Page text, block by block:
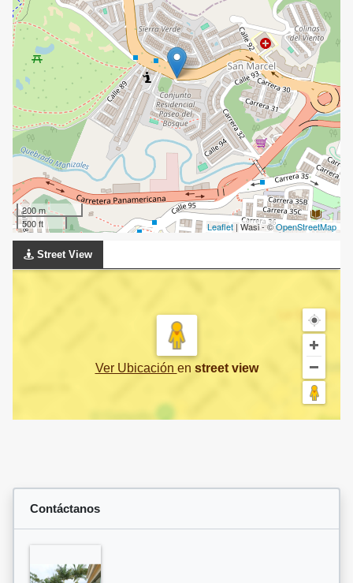
200 m
500 ft
Leaflet| Wasi - ©OpenStreetMap
Street View
Ver Ubicación en street view
Contáctanos